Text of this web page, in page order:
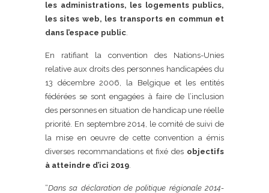
les administrations, les logements publics,
les sites web, les transports en commun et
dans l’espace public.
En ratifiant la convention des Nations-Unies
relative aux droits des personnes handicapées du
13 décembre 2006, la Belgique et les entités
fédérées se sont engagées à faire de l’inclusion
des personnes en situation de handicap une réelle
priorité. En septembre 2014, le comité de suivi de
la mise en oeuvre de cette convention a émis
diverses recommandations et fixé des objectifs
à atteindre d’ici 2019.
“Dans sa déclaration de politique régionale 2014-